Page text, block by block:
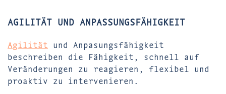
AGILITÄT UND ANPASSUNGSFÄHIGKEIT
Agilität und Anpasungsfähigkeit
beschreiben die Fähigkeit, schnell auf
Veränderungen zu reagieren, flexibel und
proaktiv zu intervenieren.